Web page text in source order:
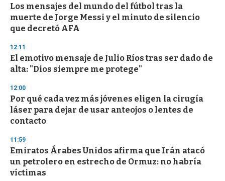
Los mensajes del mundo del fútbol tras la
muerte de Jorge Messi y el minuto de silencio
que decretó AFA
12:11
El emotivo mensaje de Julio Ríos tras ser dado de
alta: "Dios siempre me protege"
12:00
Por qué cada vez más jóvenes eligen la cirugía
láser para dejar de usar anteojos o lentes de
contacto
11:59
Emiratos Árabes Unidos afirma que Irán atacó
un petrolero en estrecho de Ormuz: no habría
víctimas